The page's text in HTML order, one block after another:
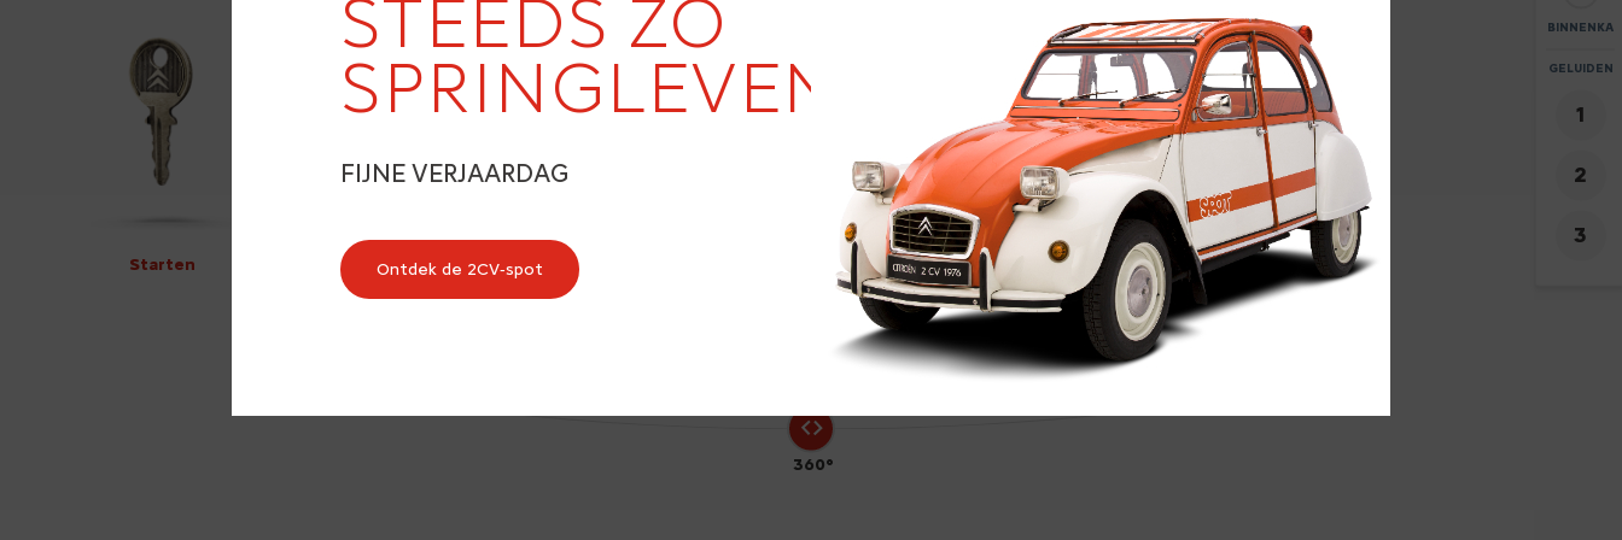
STEEDS ZO
SPRINGLEVEND
FIJNE VERJAARDAG
Ontdek de 2CV‑spot 67
360°
Starten
GELUIDEN